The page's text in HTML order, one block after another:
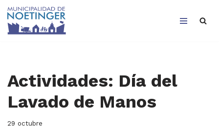
Saltar
Actividades: Día del
Lavado de Manos
29 octubre